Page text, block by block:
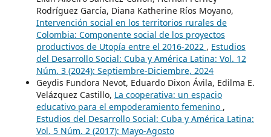
Rodríguez García, Diana Katherine Ríos Moyano,
Intervención social en los territorios rurales de
Colombia: Componente social de los proyectos
productivos de Utopía entre el 2016-2022 , Estudios
del Desarrollo Social: Cuba y América Latina: Vol. 12
Núm. 3 (2024): Septiembre-Diciembre, 2024
Geydis Fundora Nevot, Eduardo Dixon Ávila, Edilma E.
Velázquez Castillo, La cooperativa: un espacio
educativo para el empoderamiento femenino ,
Estudios del Desarrollo Social: Cuba y América Latina:
Vol. 5 Núm. 2 (2017): Mayo-Agosto